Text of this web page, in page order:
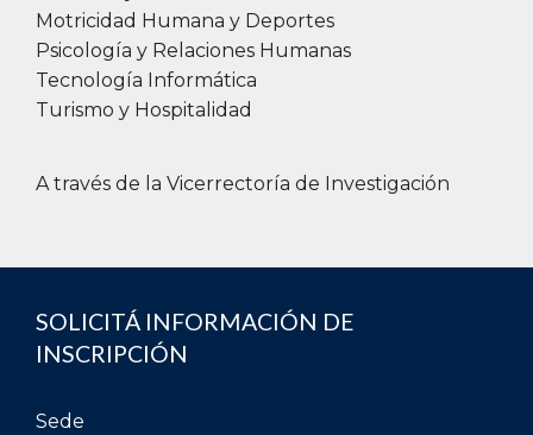
Motricidad Humana y Deportes
Psicología y Relaciones Humanas
Tecnología Informática
Turismo y Hospitalidad
A través de la Vicerrectoría de Investigación
SOLICITÁ INFORMACIÓN DE
INSCRIPCIÓN
Sede